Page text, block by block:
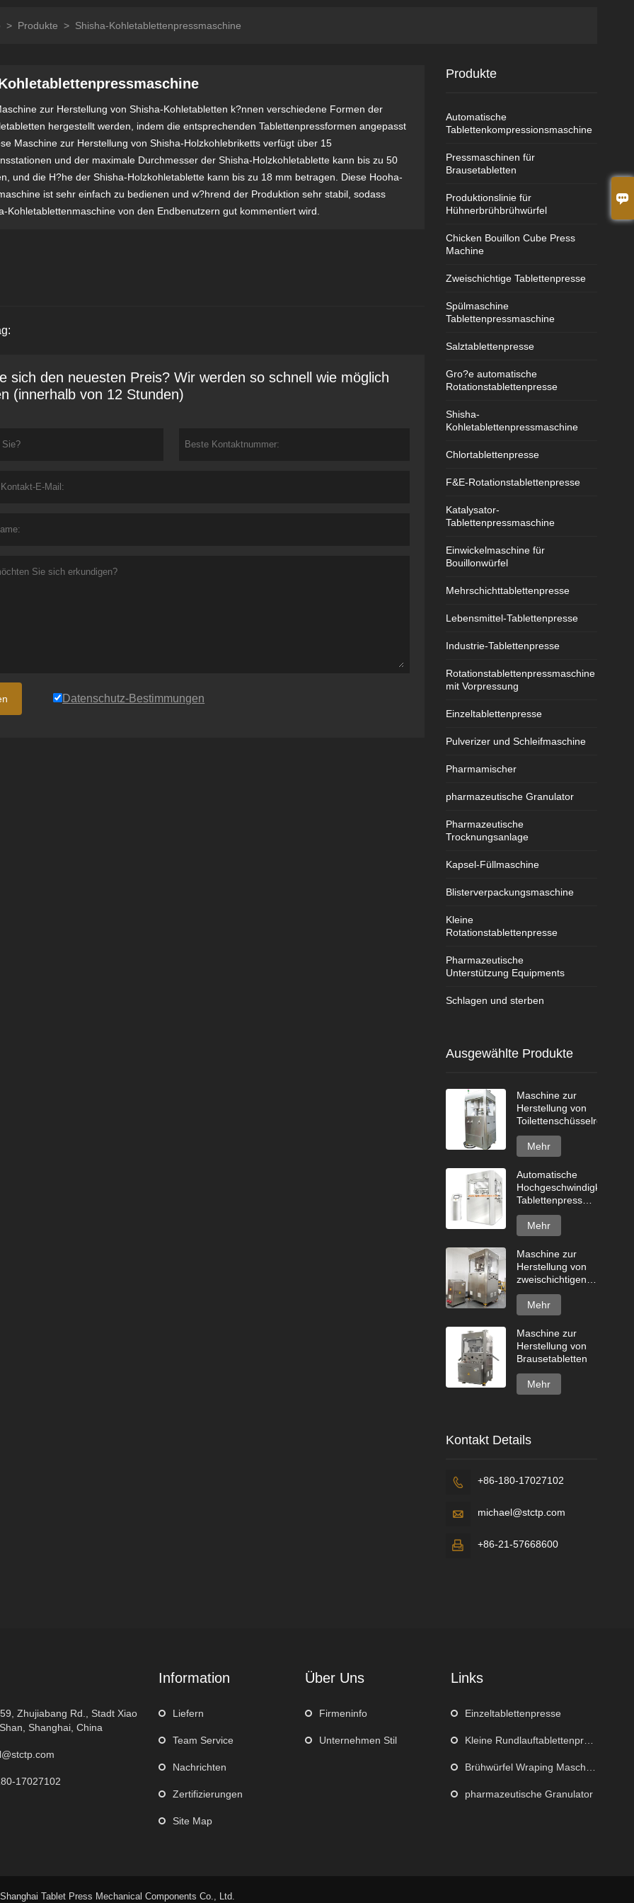

> Produkte > Shisha-Kohletablettenpressmaschine
zur Herstellung von Shisha-Kohletabletten k?nnen verschiedene Formen der
hergestellt werden, indem die entsprechenden Tablettenpressformen angepasst
Maschine zur Herstellung von Shisha-Holzkohlebriketts verfügt über 15
und der maximale Durchmesser der Shisha-Holzkohletablette kann bis zu 50
und die H?he der Shisha-Holzkohletablette kann bis zu 18 mm betragen. Diese Hooha-
ist sehr einfach zu bedienen und w?hrend der Produktion sehr stabil, sodass
Kohletablettenmaschine von den Endbenutzern gut kommentiert wird.
sich den neuesten Preis? Wir werden so schnell wie möglich
(innerhalb von 12 Stunden)
Datenschutz-Bestimmungen
Produkte
Automatische
Tablettenkompressionsmaschine
Pressmaschinen für
Brausetabletten
Produktionslinie für
Hühnerbrühbrühwürfel
Chicken Bouillon Cube Press
Machine
Zweischichtige Tablettenpresse
Spülmaschine
Tablettenpressmaschine
Salztablettenpresse
Gro?e automatische
Rotationstablettenpresse
Shisha-
Kohletablettenpressmaschine
Chlortablettenpresse
F&E-Rotationstablettenpresse
Katalysator-
Tablettenpressmaschine
Einwickelmaschine für
Bouillonwürfel
Mehrschichttablettenpresse
Lebensmittel-Tablettenpresse
Industrie-Tablettenpresse
Rotationstablettenpressmaschine
mit Vorpressung
Einzeltablettenpresse
Pulverizer und Schleifmaschine
Pharmamischer
pharmazeutische Granulator
Pharmazeutische
Trocknungsanlage
Kapsel-Füllmaschine
Blisterverpackungsmaschine
Kleine
Rotationstablettenpresse
Pharmazeutische
Unterstützung Equipments
Schlagen und sterben
Ausgewählte Produkte
Maschine zur
Herstellung von
Mehr
Automatische
Hochgeschwindigkeits-
Tablettenpresse
GZPK720-Serie
Mehr
Maschine zur
Herstellung von
zweischichtigen
Spülmaschinentabs
Mehr
Maschine zur
Herstellung von
Brausetabletten
Mehr
Kontakt Details
 +86-180-17027102
 michael@stctp.com
 +86-21-57668600
Zhujiabang Rd., Stadt Xiao
Shanghai, China
17027102
Information
Liefern
Team Service
Nachrichten
Zertifizierungen
Site Map
Über Uns
Firmeninfo
Unternehmen Stil
Links
Einzeltablettenpresse
Kleine Rundlauftablettenpresse
Brühwürfel Wraping Maschine
pharmazeutische Granulator
Tablet Press Mechanical Components Co., Ltd.